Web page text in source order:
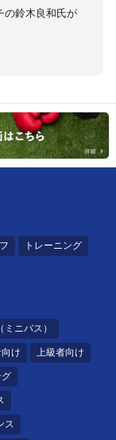
の鈴木良和氏が
トレーニング
ニバス）
け 上級者向け
グ
ス